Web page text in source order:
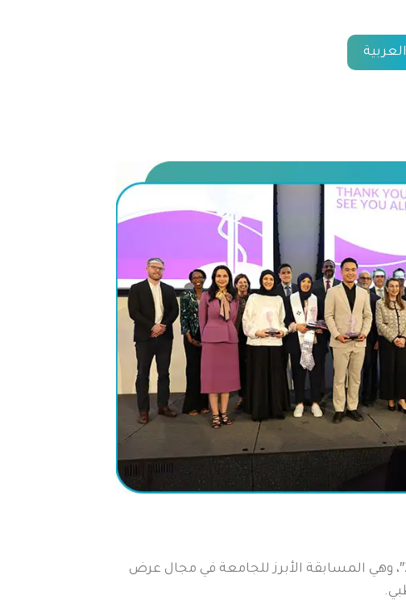
العربية
في نوفمبر 2025، انضمّت “فارماج” إلى جامعة نيويورك أبوظبي كراعٍ رئيسي لمسابقة “بحوث طلبة الجامعات 2025″، وهي المسابقة الأبرز للجامعة في مجال عرض